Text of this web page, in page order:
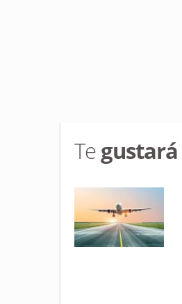
Tegustará